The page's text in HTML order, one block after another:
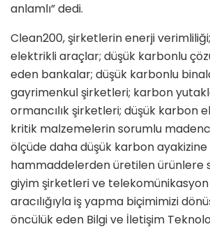
anlamlı” dedi.
Clean200, şirketlerin enerji
elektrikli araçlar; düşük karbonlu
eden bankalar; düşük karbonlu
gayrimenkul şirketleri; karbon
ormancılık şirketleri; düşük karbon
kritik malzemelerin sorumlu
ölçüde daha düşük karbon ayakizine
hammaddelerden üretilen ürünlere
giyim şirketleri ve
aracılığıyla iş yapma biçimimizi
öncülük eden Bilgi ve İletişim